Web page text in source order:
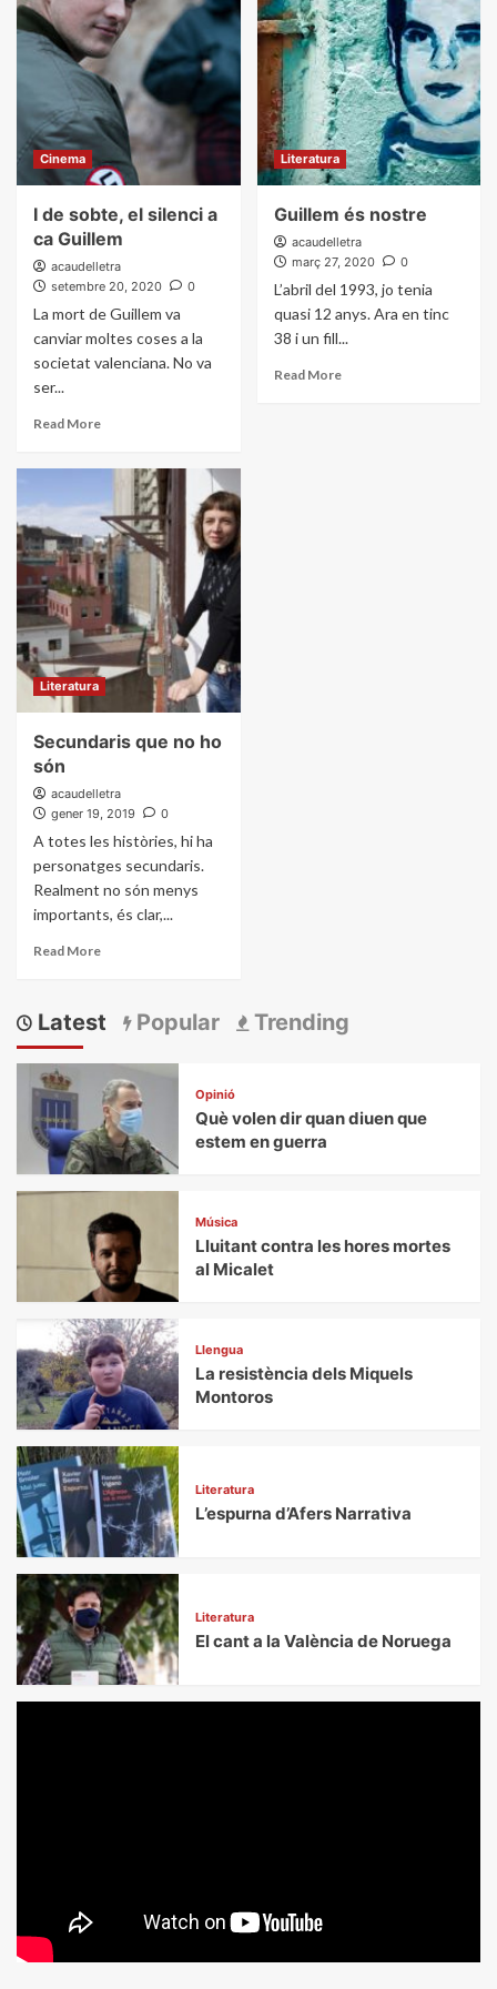
Cinema
I de sobte, el silenci a
ca Guillem
acaudelletra
setembre 20, 2020
0
La mort de Guillem va
canviar moltes coses a la
societat valenciana. No va
ser...
Read More
Literatura
Guillem és nostre
acaudelletra
març 27, 2020
0
L’abril del 1993, jo tenia
quasi 12 anys. Ara en tinc
38 i un fill...
Read More
Literatura
Secundaris que no ho
són
acaudelletra
gener 19, 2019
0
A totes les històries, hi ha
personatges secundaris.
Realment no són menys
importants, és clar,...
Read More
Latest Popular Trending
Opinió
Què volen dir quan diuen que
estem en guerra
Música
Lluitant contra les hores mortes
al Micalet
Llengua
La resistència dels Miquels
Montoros
Literatura
L’espurna d’Afers Narrativa
Literatura
El cant a la València de Noruega